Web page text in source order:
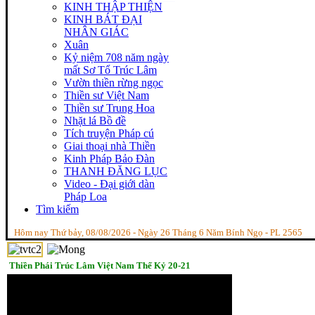
KINH THẬP THIỆN
KINH BÁT ĐẠI
NHÂN GIÁC
Xuân
Kỷ niệm 708 năm ngày
mất Sơ Tổ Trúc Lâm
Vườn thiền rừng ngọc
Thiền sư Việt Nam
Thiền sư Trung Hoa
Nhặt lá Bồ đề
Tích truyện Pháp cú
Giai thoại nhà Thiền
Kinh Pháp Bảo Đàn
THANH ĐĂNG LỤC
Video - Đại giới dàn
Pháp Loa
Tìm kiếm
Hôm nay Thứ bảy, 08/08/2026 - Ngày 26 Tháng 6 Năm Bính Ngọ - PL 2565
Thiền Phái Trúc Lâm Việt Nam Thế Kỷ 20-21